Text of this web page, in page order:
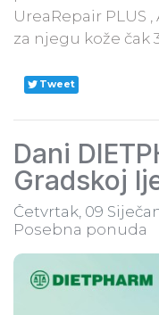
UreaRepair PLUS
za njegu kože čak
Tweet
Dani
Gradskoj
Četvrtak, 09
Posebna ponuda